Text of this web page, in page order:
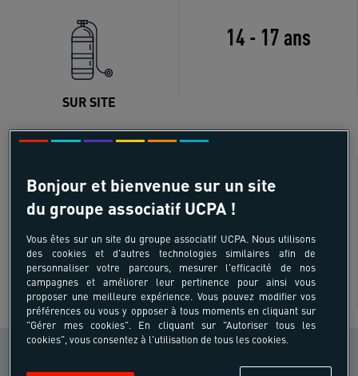
SUR SITE
14 - 17 ans
Bonjour et bienvenue sur un site
du groupe associatif UCPA !
Vous êtes sur un site du groupe associatif UCPA. Nous utilisons
des cookies et d'autres technologies similaires afin de
personnaliser votre parcours, mesurer l'efficacité de nos
campagnes et améliorer leur pertinence pour ainsi vous
proposer une meilleure expérience. Vous pouvez modifier vos
préférences ou vous y opposer à tous moments en cliquant sur
"Gérer mes cookies". En cliquant sur "Autoriser tous les
cookies", vous consentez à l'utilisation de tous les cookies.